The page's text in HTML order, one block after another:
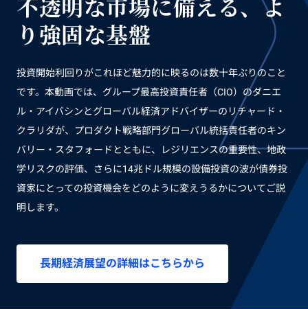
不透明な市場に備える、よ
り強固な基盤
投資開始利回りがこれほど魅力的に映るのは数十年ぶりのこと
です。本動画では、グループ最高投資責任者（CIO）のダニエ
ル・アイバシンとグローバル経済アドバイザーのリチャード・
クラリダが、プロダクト戦略部門グローバル統括責任者のキン
バリー・スタフォードとともに、レジリエンスの重要性、地政
学リスクの評価、さらに14兆ドル規模の設備投資の波が債券投
資家にとっての投資機会をどのように変えうるかについてご説
明します。
長期経済展望の詳細はこちらから